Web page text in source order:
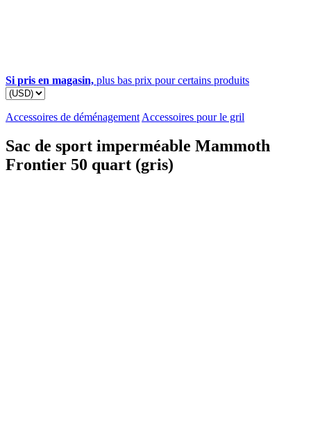
Si pris en magasin, plus bas prix pour certains produits
Accessoires de déménagement Accessoires pour le gril
Sac de sport imperméable Mammoth
Frontier 50 quart (gris)